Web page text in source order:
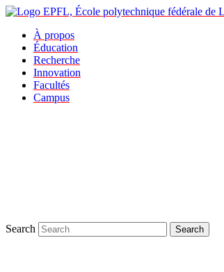
À propos
Éducation
Recherche
Innovation
Facultés
Campus
Search Search